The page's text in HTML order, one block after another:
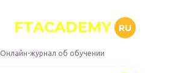
FTACADEMY RU
Онлайн-журнал об обучении